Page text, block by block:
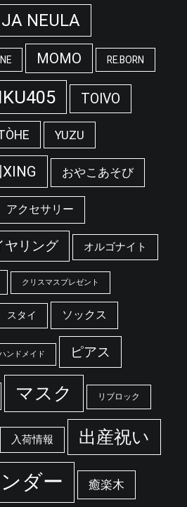
NEULA
MOMO RE.BORN
TOIVO
YUZU
おやこあそび
アクセサリー
ヤリング オルゴナイト
クリスマスプレゼント
スタイ ソックス
ンドメイド ピアス
マスク リブロック
入荷情報 出産祝い
ダー 癒楽木